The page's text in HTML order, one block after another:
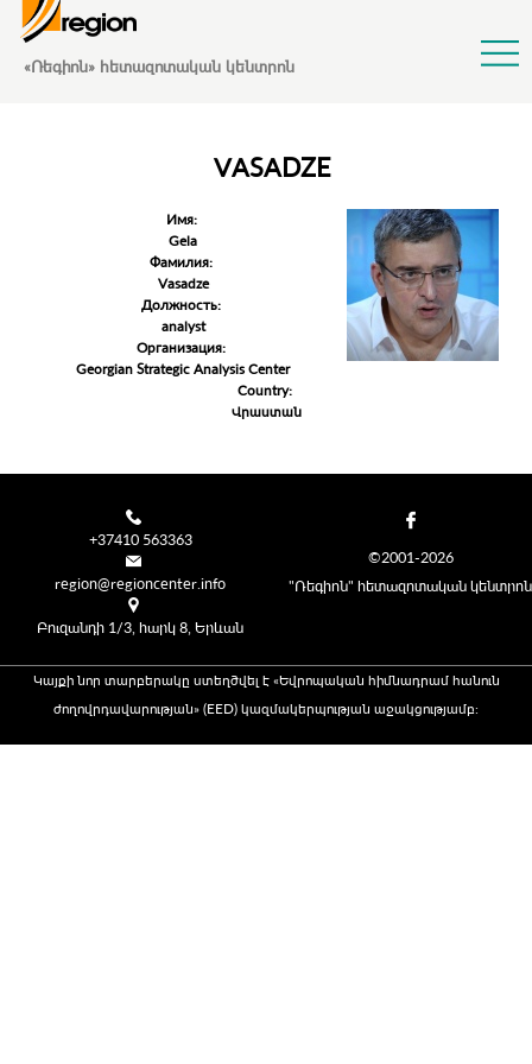
«Ռեգիոն» հետազոտական կենտրոն
VASADZE
Имя:
Gela
Фамилия:
Vasadze
Должность:
analyst
Организация:
Georgian Strategic Analysis Center
Country:
Վրաստան
©2001-2026
"Ռեգիոն" հետազոտական կենտրոն
+37410 563363
region@regioncenter.info
Բուզանդի 1/3, հարկ 8, Երևան
Կայքի նոր տարբերակը ստեղծվել է «Եվրոպական հիմնադրամ հանուն
ժողովրդավարության» (EED) կազմակերպության աջակցությամբ։